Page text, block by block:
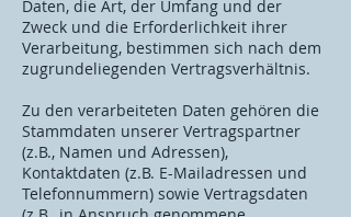
Daten, die Art, der Umfang und der
Zweck und die Erforderlichkeit ihrer
Verarbeitung, bestimmen sich nach dem
zugrundeliegenden Vertragsverhältnis.
Zu den verarbeiteten Daten gehören die
Stammdaten unserer Vertragspartner
(z.B., Namen und Adressen),
Kontaktdaten (z.B. E-Mailadressen und
Telefonnummern) sowie Vertragsdaten